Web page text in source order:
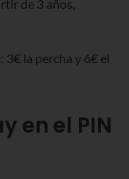
de 3 años,
3€ la percha y 6€ el
en el PIN